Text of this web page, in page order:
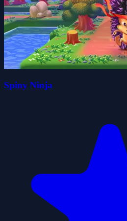
Spiny Ninja